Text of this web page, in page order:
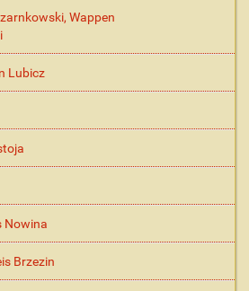
Wappen
Lubicz
Nowina
Brzezin